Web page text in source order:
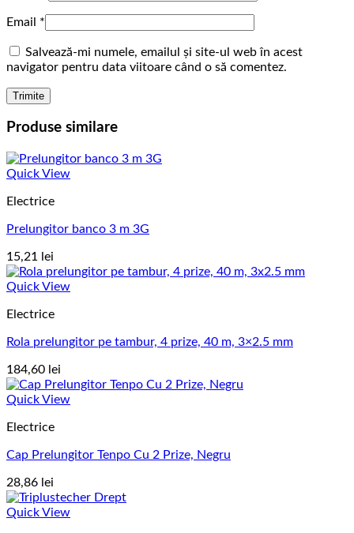
Email *
Salvează-mi numele, emailul și site-ul web în acest
navigator pentru data viitoare când o să comentez.
Produse similare
Quick View
Electrice
Prelungitor banco 3 m 3G
15,21 lei
Quick View
Electrice
Rola prelungitor pe tambur, 4 prize, 40 m, 3×2.5 mm
184,60 lei
Quick View
Electrice
Cap Prelungitor Tenpo Cu 2 Prize, Negru
28,86 lei
Quick View